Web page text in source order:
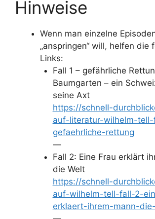
Hinweise
Wenn man einzelne
„anspringen“ will, helfen die
Links:
Fall 1 – gefährliche
Baumgarten – ein
seine Axt
https://schnell-
auf-literatur-wilhelm-
gefaehrliche-rettung
—
Fall 2: Eine Frau erklärt
die Welt
https://schnell-
auf-wilhelm-tell-fall-2-
erklaert-ihrem-mann-